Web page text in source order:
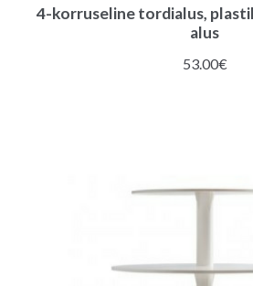
4-korruseline tordialus,
alus
53.00€